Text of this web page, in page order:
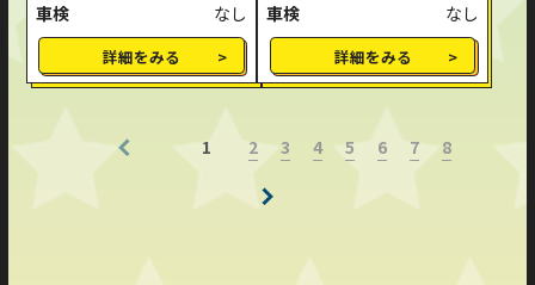
車検
なし
詳細をみる
車検
なし
詳細をみる
1 2 3 4 5 6 7 8